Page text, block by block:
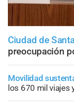
Ciudad de
preocupación
Movilidad
los 670 mil viajes